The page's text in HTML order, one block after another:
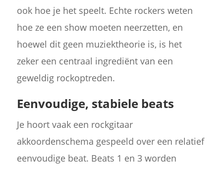
ook hoe je het speelt. Echte rockers weten
hoe ze een show moeten neerzetten, en
hoewel dit geen muziektheorie is, is het
zeker een centraal ingrediënt van een
geweldig rockoptreden.
Eenvoudige, stabiele beats
Je hoort vaak een rockgitaar
akkoordenschema gespeeld over een relatief
eenvoudige beat. Beats 1 en 3 worden